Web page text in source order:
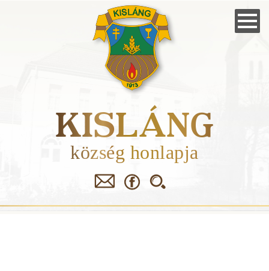
KISLÁNG
község honlapja